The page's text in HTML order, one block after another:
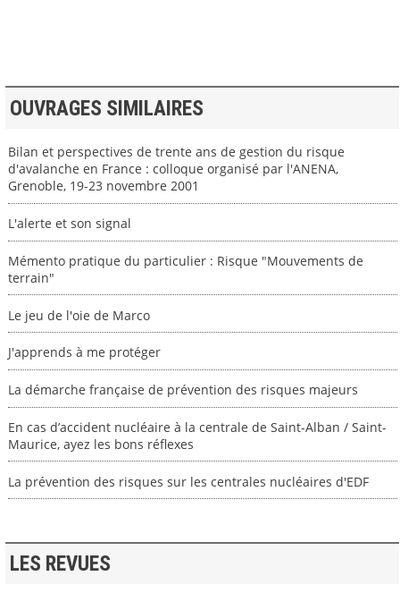
OUVRAGES SIMILAIRES
Bilan et perspectives de trente ans de gestion du risque
d'avalanche en France : colloque organisé par l'ANENA,
Grenoble, 19-23 novembre 2001
L'alerte et son signal
Mémento pratique du particulier : Risque "Mouvements de
terrain"
Le jeu de l'oie de Marco
J'apprends à me protéger
La démarche française de prévention des risques majeurs
En cas d’accident nucléaire à la centrale de Saint-Alban / Saint-
Maurice, ayez les bons réflexes
La prévention des risques sur les centrales nucléaires d'EDF
LES REVUES